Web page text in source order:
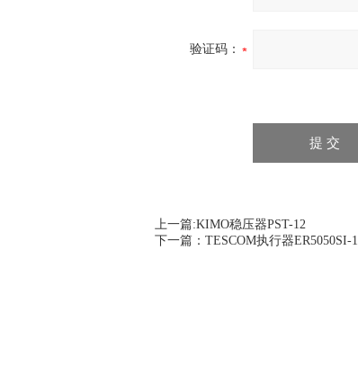
验证码：
上一篇:KIMO稳压器PST-12
下一篇： TESCOM执行器ER5050SI-1